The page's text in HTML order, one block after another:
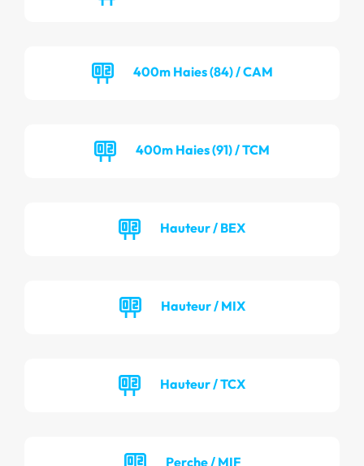
400m Haies (84) / CAM
400m Haies (91) / TCM
Hauteur / BEX
Hauteur / MIX
Hauteur / TCX
Perche / MIF